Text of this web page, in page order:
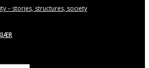
– stories, structures, society